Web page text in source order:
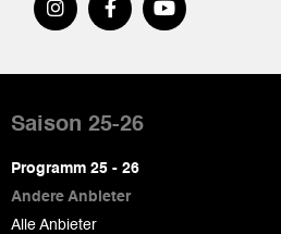
de
page
Saison 25-26
Programm 25 - 26
Andere Anbieter
Alle Anbieter